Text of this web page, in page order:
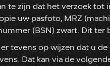
te zijn dat het verzoek
uw pasfoto, MRZ
(BSN) zwart. Dit ter
tevens op wijzen dat u
Dat kan via de